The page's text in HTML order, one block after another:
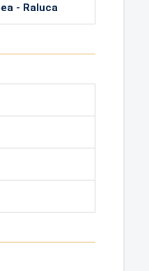
- Raluca